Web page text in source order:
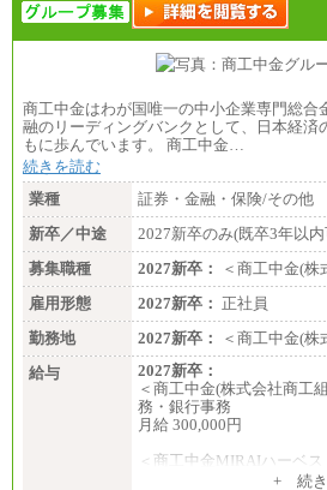
商工中金はわが国唯一の中小企業専門総合
融のリーディングバンクとして、日本経済
もに歩んでいます。 商工中金…
続きを読む
業種
証券・金融・保険/その他
新卒／中途
2027新卒のみ(既卒3年以
募集職種
2027新卒：
＜商工中金(
雇用形態
2027新卒： 正社員
勤務地
2027新卒：
＜商工中金(
給与
2027新卒：
＜商工中金(株式会社商
務・銀行事務
月給 300,000円
＜商工中金MIRAIハーベス
+ 続き